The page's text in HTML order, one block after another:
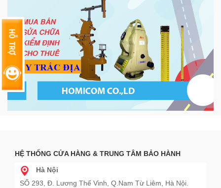
HỆ THỐNG CỬA HÀNG & TRUNG TÂM BẢO HÀNH
Hà Nội
SỐ 293, Đ. Lương Thế Vinh, Q.Nam Từ Liêm, Hà Nội.